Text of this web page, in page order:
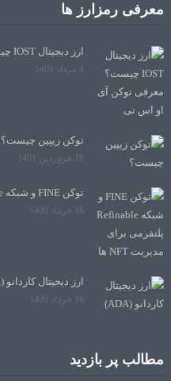
معرفی رمزارز ها
ارز دیجیتال IOST چیست؟ معرفی توکن آی او اس تی
4 مرداد 1401
توکن زیپین چیست؟
18 فروردین 1401
توکن FINE و شبکه Refinable پلتفرمی برای مدیریت NFT ها
18 خرداد 1400
ارز دیجیتال کاردانو (ADA)
16 خرداد 1400
مطالب پر بازدید